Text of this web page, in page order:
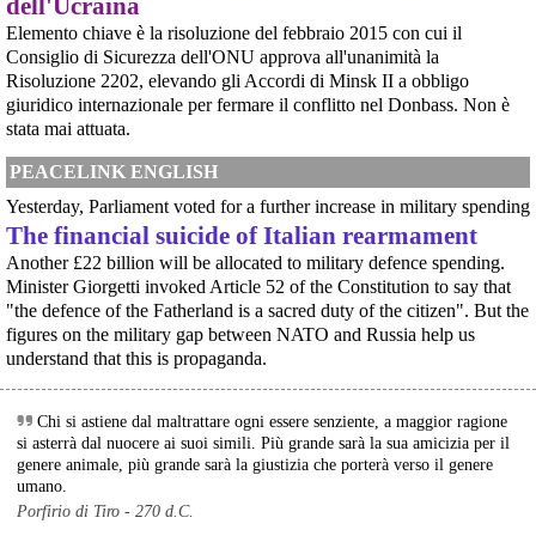
movimento
[News] Armi nucleari ad Aviano, cosa ha deciso oggi il GIP
Il Giudice per le Indagini Preliminari del Tribunale di Pordenone ha deciso di
riservarsi sulla richiesta di opposizione all’archiviazione presentata da un
gruppo di cittadini e associazioni riguardo alla presenza di armi nucleari
statunitensi nella base USAF di Aviano. L’attesa decisi
[News] Parte in Finlandia la manifestazione contro il riarmo europeo
in Finlandia, oggi 14 giugno 2026, cittadini e organizzazioni pacifiste stanno
scendendo in piazza contro il riarmo, in collegamento con le proteste in
tutta Europa (Madrid, Bruxelles e altre città)
[News] Oggi in Spagna mobilitazione contro il riarmo, in questi minuti sta
per partire a Bruxelles la marcia pacifista europea di No Rearm Europe
Oggi in Spagna mobilitazione contro il riarmo e il militarismoSi è svolta
oggi, 14 giugno 2026, a Madrid la manifestazione indetta dall'Assemblea
Internazionalista di Madrid con il titolo "Contro il riarmo e la guerra
imperialista". I partecipanti si sono radunati in Plaza de Atoc
[news] La strage di Bologna, i suoi mandati e la cerniera con la NATO
A quarantasei anni dalla strage che il 2 agosto 1980 insanguinò la stazione
Bologna: una scomoda verità", che ripercorre gli
Elemento chiave è la risoluzione del febbraio 2015 con cui il
Consiglio di Sicurezza dell'ONU approva all'unanimità la
Risoluzione 2202, elevando gli Accordi di Minsk II a obbligo
giuridico internazionale per fermare il conflitto nel Donbass. Non è
stata mai attuata.
PEACELINK ENGLISH
Yesterday, Parliament voted for a further increase in military spending
The financial suicide of Italian rearmament
Another £22 billion will be allocated to military defence spending.
Minister Giorgetti invoked Article 52 of the Constitution to say that
"the defence of the Fatherland is a sacred duty of the citizen". But the
figures on the military gap between NATO and Russia help us
understand that this is propaganda.
Chi si astiene dal maltrattare ogni essere senziente, a maggior ragione
si asterrà dal nuocere ai suoi simili. Più grande sarà la sua amicizia per il
genere animale, più grande sarà la giustizia che porterà verso il genere
umano.
Porfirio di Tiro - 270 d.C.